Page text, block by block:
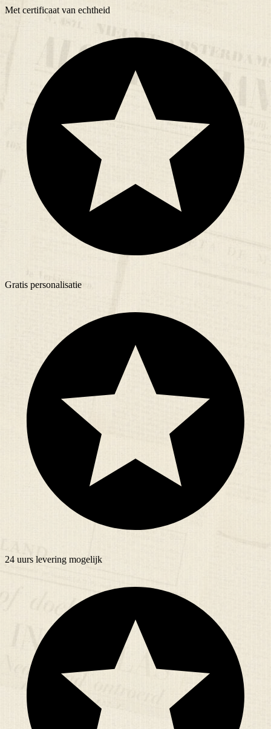
Met certificaat van echtheid
Gratis personalisatie
24 uurs levering mogelijk